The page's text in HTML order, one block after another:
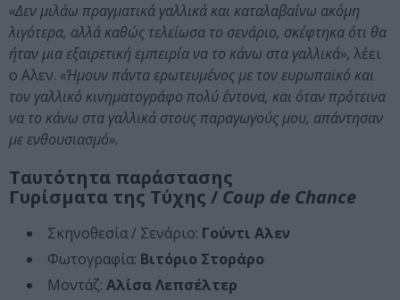
«Δεν μιλάω πραγματικά γαλλικά και καταλαβαίνω ακόμη
λιγότερα, αλλά καθώς τελείωσα το σενάριο, σκέφτηκα ότι θα
ήταν μια εξαιρετική εμπειρία να το κάνω στα γαλλικά», λέει
ο Αλεν. «Ήμουν πάντα ερωτευμένος με τον ευρωπαϊκό και
τον γαλλικό κινηματογράφο πολύ έντονα, και όταν πρότεινα
να το κάνω στα γαλλικά στους παραγωγούς μου, απάντησαν
με ενθουσιασμό».
Ταυτότητα παράστασης
Γυρίσματα της Τύχης / Coup de Chance
Σκηνοθεσία / Σενάριο: Γούντι Αλεν
Φωτογραφία: Βιτόριο Στοράρο
Μοντάζ: Αλίσα Λεπσέλτερ